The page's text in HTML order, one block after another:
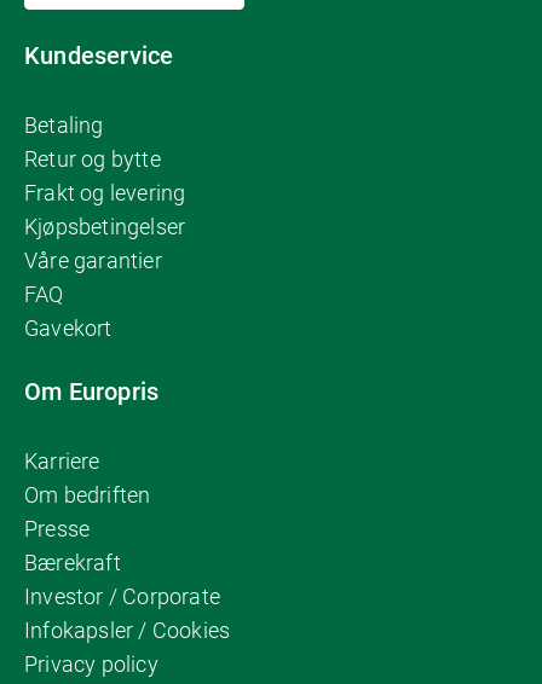
Kundeservice
Betaling
Retur og bytte
Frakt og levering
Kjøpsbetingelser
Våre garantier
FAQ
Gavekort
Om Europris
Karriere
Om bedriften
Presse
Bærekraft
Investor / Corporate
Infokapsler / Cookies
Privacy policy